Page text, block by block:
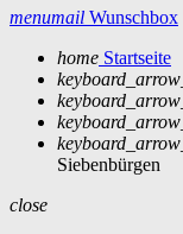
menumail Wunschbox
home Startseite
Siebenbürgen
close